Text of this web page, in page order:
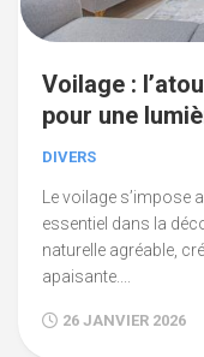
Voilage :
pour une
DIVERS
Le voilage s’impose
essentiel dans la
naturelle agréable,
apaisante....
26 JANVIER 2026